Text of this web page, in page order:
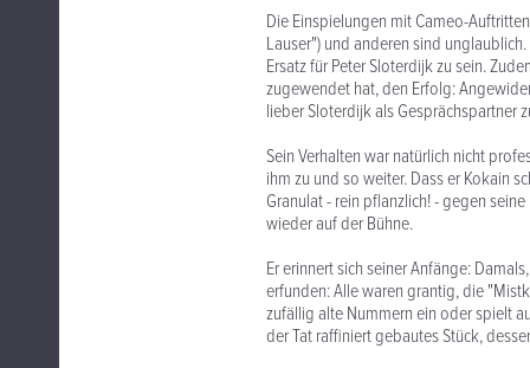
Die Einspielungen mit Cameo-
Lauser") und anderen sind
Ersatz für Peter Sloterdijk zu sein.
zugewendet hat, den Erfolg:
lieber Sloterdijk als Gesprächspartner
Sein Verhalten war natürlich nicht
ihm zu und so weiter. Dass er Kokain
Granulat - rein pflanzlich! - gegen
wieder auf der Bühne.
Er erinnert sich seiner Anfänge:
erfunden: Alle waren grantig, die
zufällig alte Nummern ein oder spielt
der Tat raffiniert gebautes Stück,